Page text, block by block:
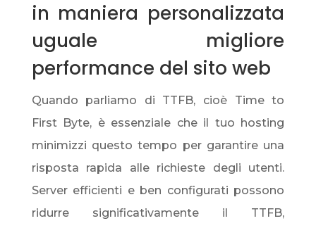
in maniera personalizzata
uguale migliore
performance del sito web
Quando parliamo di TTFB, cioè Time to
First Byte, è essenziale che il tuo hosting
minimizzi questo tempo per garantire una
risposta rapida alle richieste degli utenti.
Server efficienti e ben configurati possono
ridurre significativamente il TTFB,